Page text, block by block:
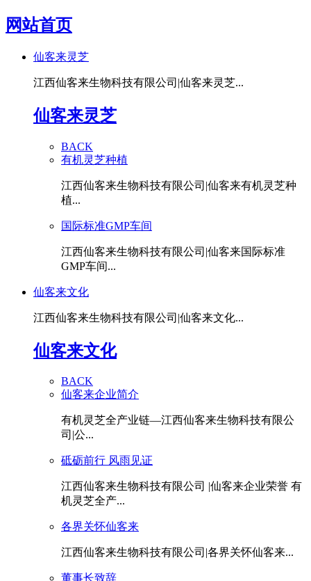
网站首页
仙客来灵芝
江西仙客来生物科技有限公司|仙客来灵芝...
仙客来灵芝
BACK
有机灵芝种植
江西仙客来生物科技有限公司|仙客来有机灵芝种
植...
国际标准GMP车间
江西仙客来生物科技有限公司|仙客来国际标准
GMP车间...
仙客来文化
江西仙客来生物科技有限公司|仙客来文化...
仙客来文化
BACK
仙客来企业简介
有机灵芝全产业链—江西仙客来生物科技有限公
司|公...
砥砺前行 风雨见证
江西仙客来生物科技有限公司 |仙客来企业荣誉 有
机灵芝全产...
各界关怀仙客来
江西仙客来生物科技有限公司|各界关怀仙客来...
董事长致辞